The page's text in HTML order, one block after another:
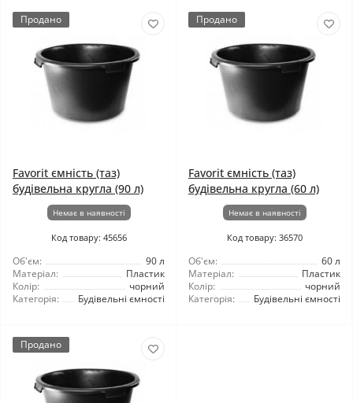
Продано
Favorit ємність (таз)
будівельна кругла (90 л)
Немає в наявності
Код товару: 45656
Об'єм:
90 л
Матеріал:
Пластик
Колір:
чорний
Категорія:
Будівельні ємності
Продано
Favorit ємність (таз)
будівельна кругла (60 л)
Немає в наявності
Код товару: 36570
Об'єм:
60 л
Матеріал:
Пластик
Колір:
чорний
Категорія:
Будівельні ємності
Продано